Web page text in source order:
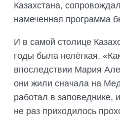
Казахстана,
намеченная программа
И в самой столице
годы была нелёгкая.
впоследствии Мария
они жили сначала на
работал в заповеднике,
не раз приходилось